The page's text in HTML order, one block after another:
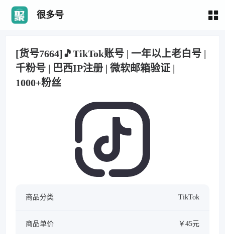
很多号
[货号7664]🎵TikTok账号 | 一年以上老白号 |
千粉号 | 巴西IP注册 | 微软邮箱验证 |
1000+粉丝
商品分类 TikTok
商品单价 ￥45元